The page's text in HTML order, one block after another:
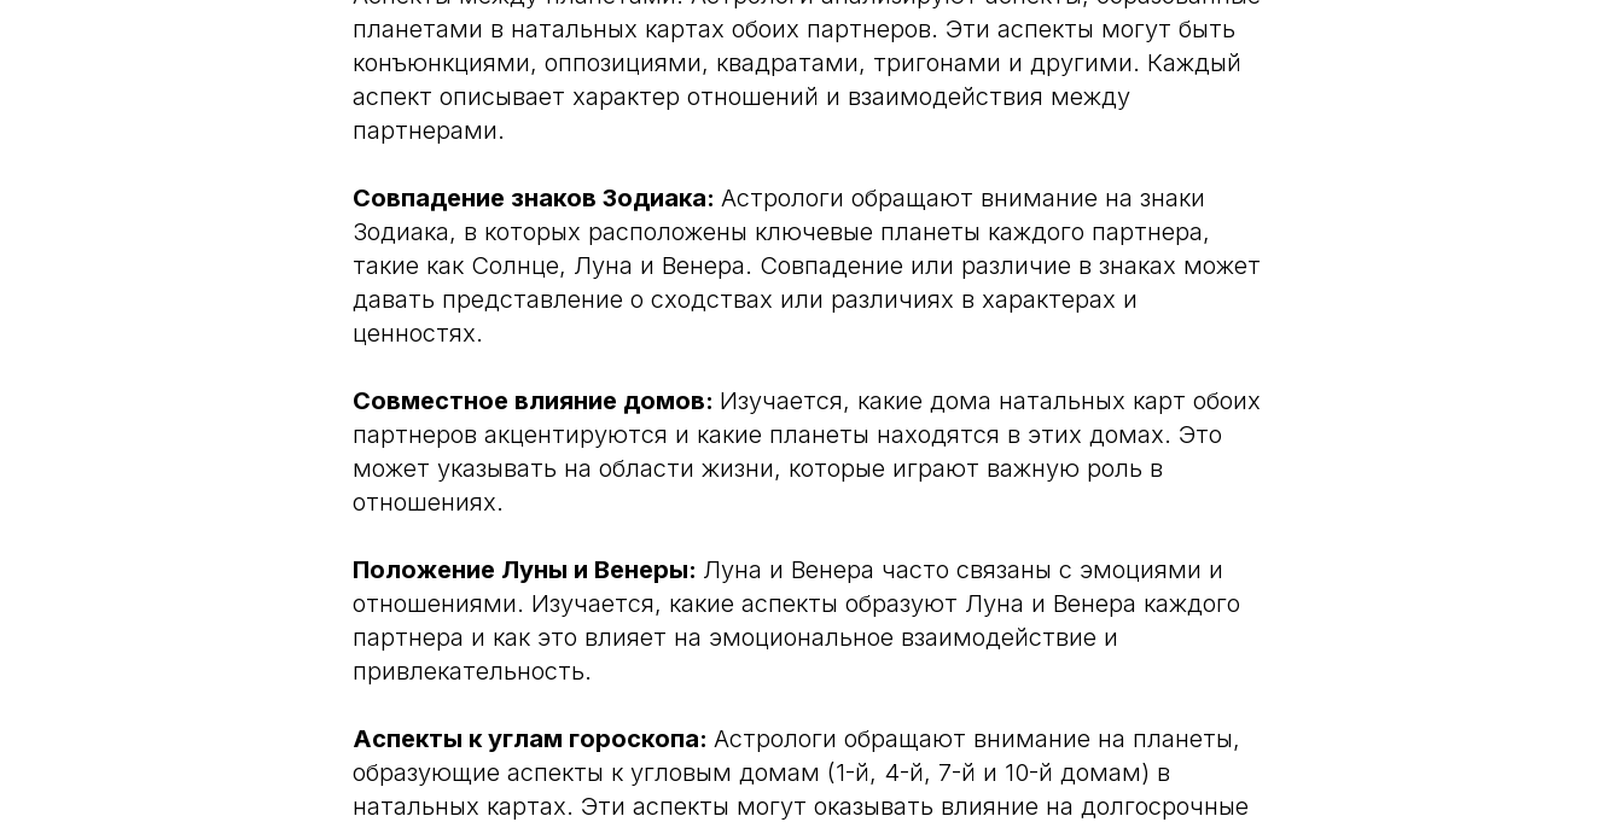
планетами в натальных картах обоих партнеров. Эти аспекты могут быть
конъюнкциями, оппозициями, квадратами, тригонами и другими. Каждый
аспект описывает характер отношений и взаимодействия между
партнерами.
Совпадение знаков Зодиака: Астрологи обращают внимание на знаки
Зодиака, в которых расположены ключевые планеты каждого партнера,
такие как Солнце, Луна и Венера. Совпадение или различие в знаках может
давать представление о сходствах или различиях в характерах и
ценностях.
Совместное влияние домов: Изучается, какие дома натальных карт обоих
партнеров акцентируются и какие планеты находятся в этих домах. Это
может указывать на области жизни, которые играют важную роль в
отношениях.
Положение Луны и Венеры: Луна и Венера часто связаны с эмоциями и
отношениями. Изучается, какие аспекты образуют Луна и Венера каждого
партнера и как это влияет на эмоциональное взаимодействие и
привлекательность.
Аспекты к углам гороскопа: Астрологи обращают внимание на планеты,
образующие аспекты к угловым домам (1-й, 4-й, 7-й и 10-й домам) в
натальных картах. Эти аспекты могут оказывать влияние на долгосрочные